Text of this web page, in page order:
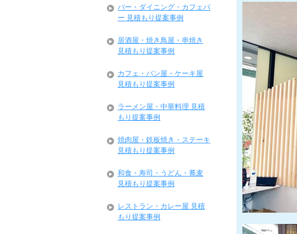
バー・ダイニング・カフェバ
ー 見積もり提案事例
居酒屋・焼き鳥屋・串焼き
見積もり提案事例
カフェ・パン屋・ケーキ屋
見積もり提案事例
ラーメン屋・中華料理 見積
もり提案事例
焼肉屋・鉄板焼き・ステーキ
見積もり提案事例
和食・寿司・うどん・蕎麦
見積もり提案事例
レストラン・カレー屋 見積
もり提案事例